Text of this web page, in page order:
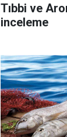
Tıbbi ve
inceleme